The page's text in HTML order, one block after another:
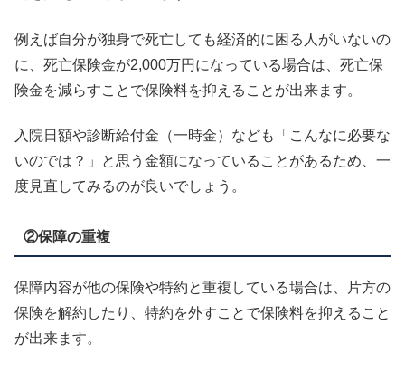
例えば自分が独身で死亡しても経済的に困る人がいないの
に、死亡保険金が2,000万円になっている場合は、死亡保
険金を減らすことで保険料を抑えることが出来ます。
入院日額や診断給付金（一時金）なども「こんなに必要な
いのでは？」と思う金額になっていることがあるため、一
度見直してみるのが良いでしょう。
②保障の重複
保障内容が他の保険や特約と重複している場合は、片方の
保険を解約したり、特約を外すことで保険料を抑えること
が出来ます。